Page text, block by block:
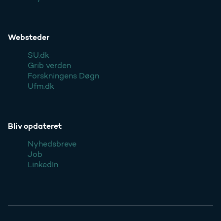
Websteder
SU.dk
Grib verden
Forskningens Døgn
Ufm.dk
Bliv opdateret
Nyhedsbreve
Job
LinkedIn